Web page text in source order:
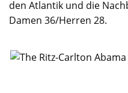
den Atlantik und die
Damen 36/Herren 28.